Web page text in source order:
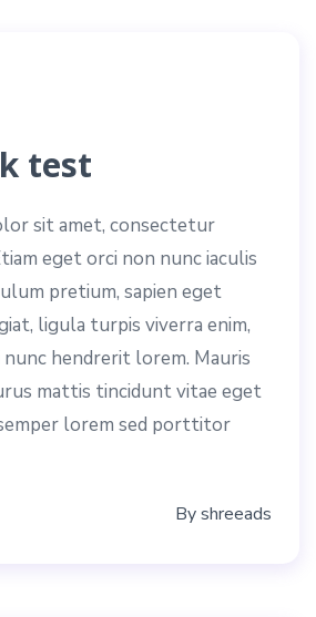
test
sit amet, consectetur
eget orci non nunc iaculis
pretium, sapien eget
ligula turpis viverra enim,
hendrerit lorem. Mauris
mattis tincidunt vitae eget
lorem sed porttitor
Byshreeads